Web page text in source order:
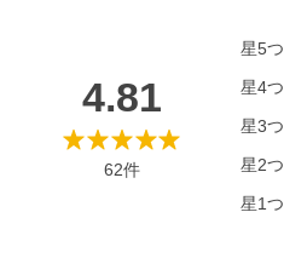
4.81
62件
星5つ
星4つ
星3つ
星2つ
星1つ